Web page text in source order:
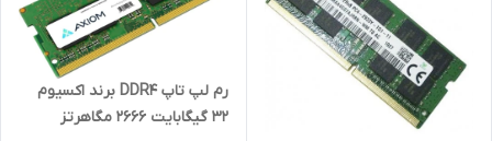
رم لپ تاپ DDR4 برند اکسیوم
32 گیگابایت 2666 مگاهرتز